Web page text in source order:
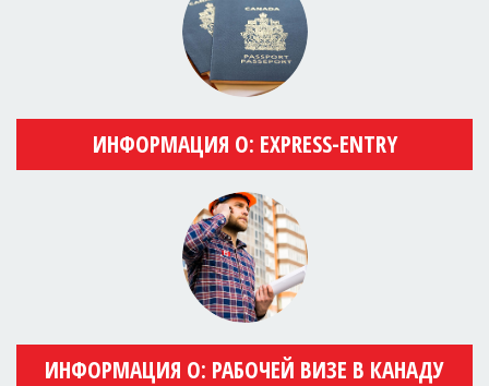
ИНФОРМАЦИЯ О: EXPRESS-ENTRY
ИНФОРМАЦИЯ О: РАБОЧЕЙ ВИЗЕ В КАНАДУ